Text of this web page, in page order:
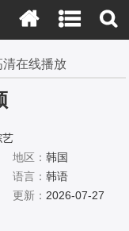
在线播放
艺
地区： 韩国
语言： 韩语
更新： 2026-07-27